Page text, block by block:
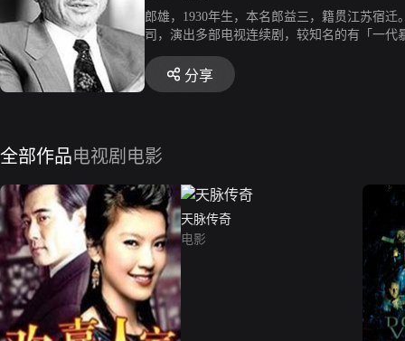
郎雄，1930年生，本名郎益三，籍贯江苏宿
司，演出多部电视连续剧，较知名的有「一
部作品，并以此片获得第十三届金马奖最佳
得第二十八届金马奖最佳男主角奖，从此不
分享
全部作品电视剧 电影
天脉传奇
电影